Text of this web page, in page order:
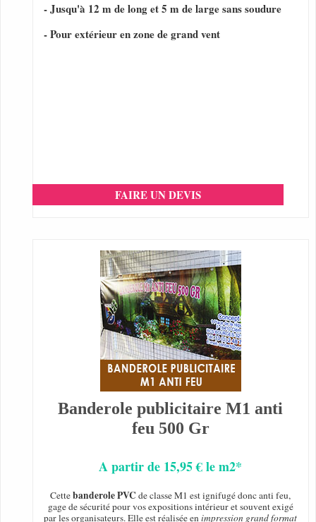
- Jusqu'à 12 m de long et 5 m de large sans soudure
- Pour extérieur en zone de grand vent
FAIRE UN DEVIS
Banderole publicitaire M1 anti
feu 500 Gr
A partir de 15,95 € le m2*
Cettebanderole PVC de classe M1 est ignifugé donc anti feu,
gage de sécurité pour vos expositions intérieur et souvent exigé
par les organisateurs. Elle est réalisée enimpression grand format